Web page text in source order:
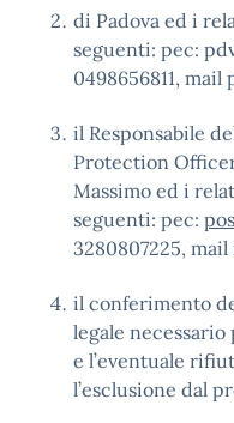
di Padova ed i
seguenti: pec:
0498656811,
il Responsabile
Protection
Massimo ed i
seguenti: pec:
3280807225,
il conferimento
legale
e l’eventuale
l’esclusione dal